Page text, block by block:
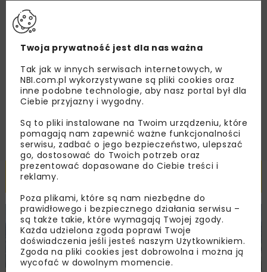
Zapoznałam/em się zPolityką Prywatności
podany przeze mnie adres e-mail korespondencji
handlowej w postaci newslettera.
Powiązane artykuły
KOLEJ WIADOMOŚCI INWESTYCJE
Twoja prywatność jest dla nas ważna
Tak jak w innych serwisach internetowych, w
NBI.com.pl wykorzystywane są pliki cookies oraz
inne podobne technologie, aby nasz portal był dla
Ciebie przyjazny i wygodny.
Są to pliki instalowane na Twoim urządzeniu, które
pomagają nam zapewnić ważne funkcjonalności
serwisu, zadbać o jego bezpieczeństwo, ulepszać
go, dostosować do Twoich potrzeb oraz
prezentować dopasowane do Ciebie treści i
reklamy.
Poza plikami, które są nam niezbędne do
prawidłowego i bezpiecznego działania serwisu –
są także takie, które wymagają Twojej zgody.
Każda udzielona zgoda poprawi Twoje
doświadczenia jeśli jesteś naszym Użytkownikiem.
Zgoda na pliki cookies jest dobrowolna i można ją
wycofać w dowolnym momencie.